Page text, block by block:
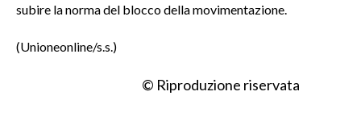
subire la norma del blocco della movimentazione.
(Unioneonline/s.s.)
© Riproduzione riservata